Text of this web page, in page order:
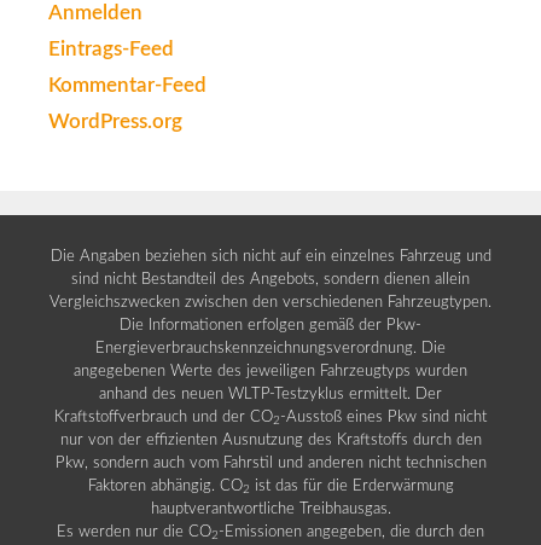
Anmelden
Eintrags-Feed
Kommentar-Feed
WordPress.org
Die Angaben beziehen sich nicht auf ein einzelnes Fahrzeug und
sind nicht Bestandteil des Angebots, sondern dienen allein
Vergleichszwecken zwischen den verschiedenen Fahrzeugtypen.
Die Informationen erfolgen gemäß der Pkw-
Energieverbrauchskennzeichnungsverordnung. Die
angegebenen Werte des jeweiligen Fahrzeugtyps wurden
anhand des neuen WLTP-Testzyklus ermittelt. Der
Kraftstoffverbrauch und der CO2 -Ausstoß eines Pkw sind nicht
nur von der effizienten Ausnutzung des Kraftstoffs durch den
Pkw, sondern auch vom Fahrstil und anderen nicht technischen
Faktoren abhängig. CO2 ist das für die Erderwärmung
hauptverantwortliche Treibhausgas.
Es werden nur die CO2 -Emissionen angegeben, die durch den